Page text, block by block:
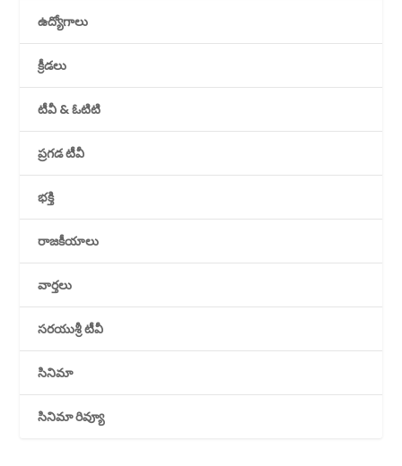
ఉద్యోగాలు
క్రీడలు
టీవీ & ఓటిటి
ప్రగడ టీవీ
భక్తి
రాజకీయాలు
వార్తలు
సరయుశ్రీ టీవీ
సినిమా
సినిమా రివ్యూ